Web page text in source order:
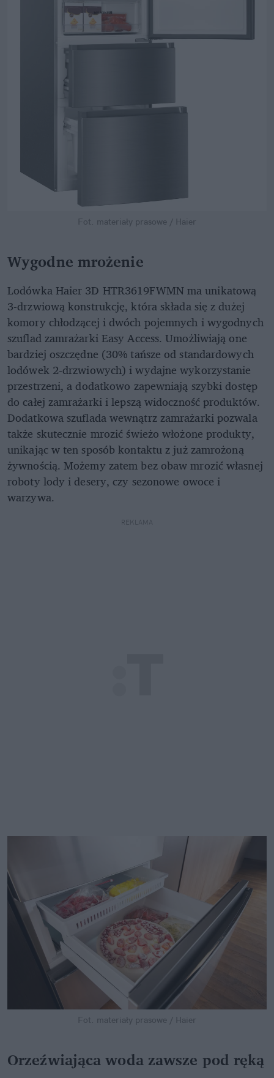
Fot. materiały prasowe / Haier
Wygodne mrożenie
Lodówka Haier 3D HTR3619FWMN ma unikatową
3-drzwiową konstrukcję, która składa się z dużej
komory chłodzącej i dwóch pojemnych i wygodnych
szuflad zamrażarki Easy Access. Umożliwiają one
bardziej oszczędne (30% tańsze od standardowych
lodówek 2-drzwiowych) i wydajne wykorzystanie
przestrzeni, a dodatkowo zapewniają szybki dostęp
do całej zamrażarki i lepszą widoczność produktów.
Dodatkowa szuflada wewnątrz zamrażarki pozwala
także skutecznie mrozić świeżo włożone produkty,
unikając w ten sposób kontaktu z już zamrożoną
żywnością. Możemy zatem bez obaw mrozić własnej
roboty lody i desery, czy sezonowe owoce i
warzywa.
REKLAMA
Fot. materiały prasowe / Haier
Orzeźwiająca woda zawsze pod ręką